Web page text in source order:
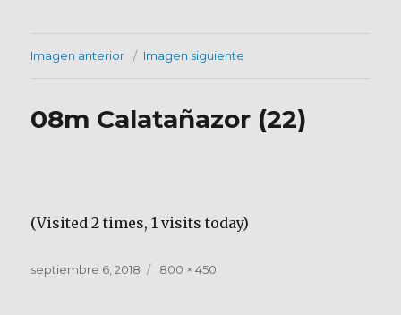
Imagen anterior Imagen siguiente
08m Calatañazor (22)
(Visited 2 times, 1 visits today)
Publicado
septiembre 6, 2018
Tamaño
800 × 450